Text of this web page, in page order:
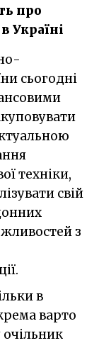
про
Україні
сьогодні
техніки,
свій
з
в
варто
очільник